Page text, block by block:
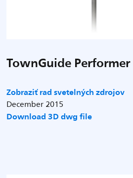
TownGuide Performer
Zobraziť rad svetelných zdrojov
December 2015
Download 3D dwg file